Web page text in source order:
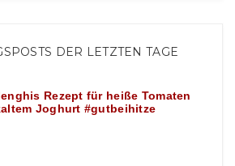
DER LETZTEN TAGE
Rezept für heiße Tomaten
Joghurt #gutbeihitze